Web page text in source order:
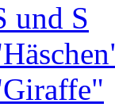
und S